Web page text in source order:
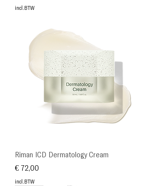
incl.BTW
Riman ICD Dermatology Cream
Prijs
€ 72,00
incl.BTW